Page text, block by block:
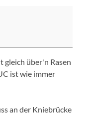
gleich über'n Rasen
ist wie immer
an der Kniebrücke